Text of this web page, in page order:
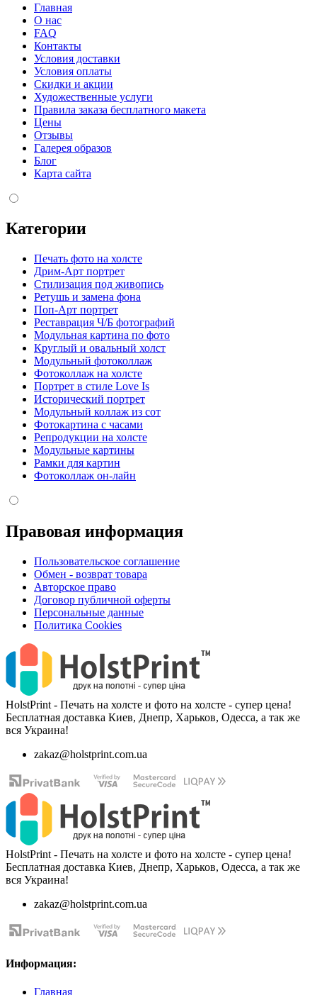
Главная
О нас
FAQ
Контакты
Условия доставки
Условия оплаты
Скидки и акции
Художественные услуги
Правила заказа бесплатного макета
Цены
Отзывы
Галерея образов
Блог
Карта сайта
Категории
Печать фото на холсте
Дрим-Арт портрет
Стилизация под живопись
Ретушь и замена фона
Поп-Арт портрет
Реставрация Ч/Б фотографий
Модульная картина по фото
Круглый и овальный холст
Модульный фотоколлаж
Фотоколлаж на холсте
Портрет в стиле Love Is
Исторический портрет
Модульный коллаж из сот
Фотокартина с часами
Репродукции на холсте
Модульные картины
Рамки для картин
Фотоколлаж он-лайн
Правовая информация
Пользовательское соглашение
Обмен - возврат товара
Авторское право
Договор публичной оферты
Персональные данные
Политика Cookies
HolstPrint - Печать на холсте и фото на холсте - супер цена!
Бесплатная доставка Киев, Днепр, Харьков, Одесса, а так же
вся Украина!
zakaz@holstprint.com.ua
HolstPrint - Печать на холсте и фото на холсте - супер цена!
Бесплатная доставка Киев, Днепр, Харьков, Одесса, а так же
вся Украина!
zakaz@holstprint.com.ua
Информация:
Главная